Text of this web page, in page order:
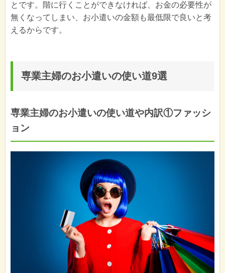
とです。階に行くことができなければ、お金の必要性が
無くなってしまい、お小遣いの金額も最低限で良いと考
えるからです。
専業主婦のお小遣いの使い道9選
専業主婦のお小遣いの使い道や内訳①ファッシ
ョン